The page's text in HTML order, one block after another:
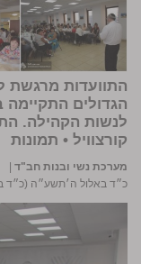
התוועדות מרגשת
הגדולים התקיימה
לנשות הקהילה.
קורצוויל • תמונות
מערכת נשי ובנות חב"ד
כ״ד באלול ה׳תשע״ה (כ״ד באלול